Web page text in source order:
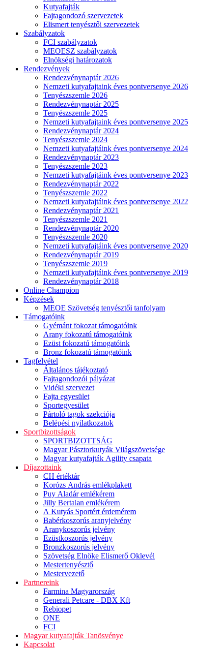
Kutyafajták
Fajtagondozó szervezetek
Elismert tenyésztői szervezetek
Szabályzatok
FCI szabályzatok
MEOESZ szabályzatok
Elnökségi határozatok
Rendezvények
Rendezvénynaptár 2026
Nemzeti kutyafajtaink éves pontversenye 2026
Tenyészszemle 2026
Rendezvénynaptár 2025
Tenyészszemle 2025
Nemzeti kutyafajtaink éves pontversenye 2025
Rendezvénynaptár 2024
Tenyészszemle 2024
Nemzeti kutyafajtáink éves pontversenye 2024
Rendezvénynaptár 2023
Tenyészszemle 2023
Nemzeti kutyafajtáink éves pontversenye 2023
Rendezvénynaptár 2022
Tenyészszemle 2022
Nemzeti kutyafajtáink éves pontversenye 2022
Rendezvénynaptár 2021
Tenyészszemle 2021
Rendezvénynaptár 2020
Tenyészszemle 2020
Nemzeti kutyafajtáink éves pontversenye 2020
Rendezvénynaptár 2019
Tenyészszemle 2019
Nemzeti kutyafajtáink éves pontversenye 2019
Rendezvénynaptár 2018
Online Champion
Képzések
MEOE Szövetség tenyésztői tanfolyam
Támogatóink
Gyémánt fokozat támogatóink
Arany fokozatú támogatóink
Ezüst fokozatú támogatóink
Bronz fokozatú támogatóink
Tagfelvétel
Általános tájékoztató
Fajtagondozói pályázat
Vidéki szervezet
Fajta egyesület
Sportegyesület
Pártoló tagok szekciója
Belépési nyilatkozatok
Sportbizottságok
SPORTBIZOTTSÁG
Magyar Pásztorkutyák Világszövetsége
Magyar kutyafajták Agility csapata
Díjazottaink
CH értéktár
Korózs András emlékplakett
Puy Aladár emlékérem
Jilly Bertalan emlékérem
A Kutyás Sportért érdemérem
Babérkoszorús aranyjelvény
Aranykoszorús jelvény
Ezüstkoszorús jelvény
Bronzkoszorús jelvény
Szövetség Elnöke Elismerő Oklevél
Mestertenyésztő
Mestervezető
Partnereink
Farmina Magyarország
Generali Petcare - DBX Kft
Rebiopet
ONE
FCI
Magyar kutyafajták Tanösvénye
Kapcsolat